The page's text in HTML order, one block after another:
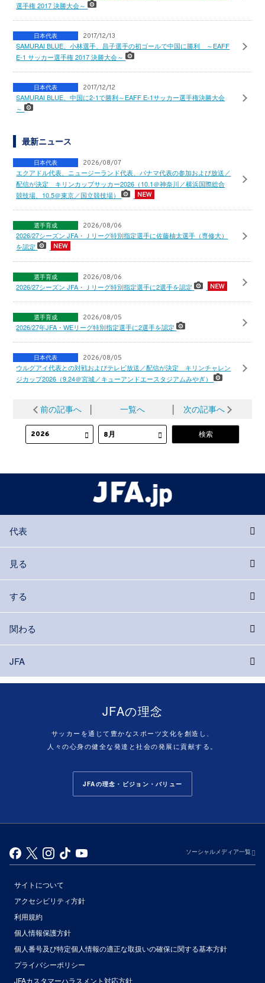
選手権 2017 決勝大会～
日本代表 2017/12/13
SAMURAI BLUE、小林選手、昌子選手の初ゴールで中国に勝利 ～EAFF
E-1 サッカー選手権 2017 決勝大会～
日本代表 2017/12/12
SAMURAI BLUE、中国に2-1で勝利～EAFF E-1サッカー選手権決勝大会
～
最新ニュース
日本代表 2026/08/07
エクアドル代表、ニュージーランド代表、パナマ代表の参加および放送／
配信が決定 キリンカップサッカー2026（10.1＠神奈川／横浜国際総合
競技場、10.5＠東京／国立競技場）
選手育成 2026/08/06
2026/27シーズン JFA・Ｊリーグ特別指定選手に佐藤柚太選手（専修大）
を認定
選手育成 2026/08/06
2026/27シーズン JFA・Ｊリーグ特別指定選手に2選手を認定
選手育成 2026/08/05
2026/27年JFA・WEリーグ特別指定選手に2選手を認定
日本代表 2026/08/05
ウルグアイ代表との対戦およびテレビ放送／配信が決定 キリンチャレン
ジカップ2026（9.24＠宮城／キューアンドエースタジアムみやぎ）
前の記事へ 一覧へ 次の記事へ
代表
見る
する
関わる
JFA
JFAの理念
サッカーを通じて豊かなスポーツ文化を創造し、
人々の心身の健全な発達と社会の発展に貢献する。
JFAの理念・ビジョン・バリュー
ソーシャルメディア一覧
サイトについて
アクセシビリティ方針
利用規約
個人情報保護方針
個人番号及び特定個人情報の適正な取扱いの確保に関する基本方針
プライバシーポリシー
JFAカスタマーハラスメント対応方針